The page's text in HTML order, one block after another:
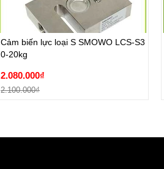
Cảm biến lực loại S SMOWO LCS-S3
0-20kg
2.080.000₫
2.100.000₫
Cảm biến lực loại S SMOWO LCS-S3
2.080.000₫
2.100.000₫